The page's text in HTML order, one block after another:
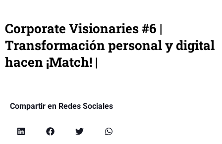
Corporate Visionaries #6 |
Transformación personal y digital
hacen ¡Match! |
Compartir en Redes Sociales